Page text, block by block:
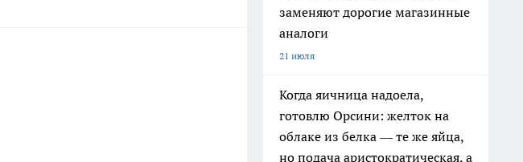
заменяют дорогие магазинные
аналоги
21 июля
Когда яичница надоела,
готовлю Орсини: желток на
облаке из белка — те же яйца,
но подача аристократическая, а